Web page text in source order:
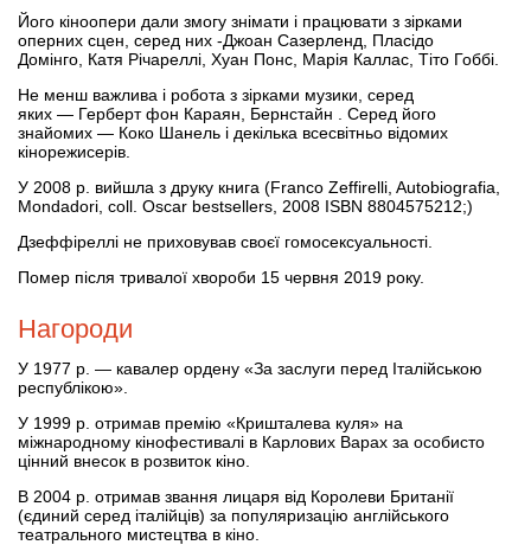
Його кіноопери дали змогу знімати і працювати з зірками
оперних сцен, серед них -Джоан Сазерленд, Пласідо
Домінго, Катя Річареллі, Хуан Понс, Марія Каллас, Тіто Гоббі.
Не менш важлива і робота з зірками музики, серед
яких — Герберт фон Караян, Бернстайн . Серед його
знайомих — Коко Шанель і декілька всесвітньо відомих
кінорежисерів.
У 2008 р. вийшла з друку книга (Franco Zeffirelli, Autobiografia,
Mondadori, coll. Oscar bestsellers, 2008 ISBN 8804575212;)
Дзеффіреллі не приховував своєї гомосексуальності.
Помер після тривалої хвороби 15 червня 2019 року.
Нагороди
У 1977 р. — кавалер ордену «За заслуги перед Італійською
республікою».
У 1999 р. отримав премію «Кришталева куля» на
міжнародному кінофестивалі в Карлових Варах за особисто
цінний внесок в розвиток кіно.
В 2004 р. отримав звання лицаря від Королеви Британії
(єдиний серед італійців) за популяризацію англійського
театрального мистецтва в кіно.